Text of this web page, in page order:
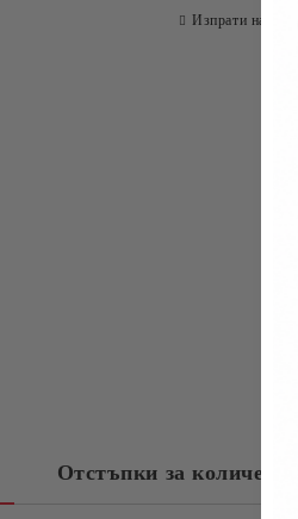
Изпрати на
Отстъпки за количество